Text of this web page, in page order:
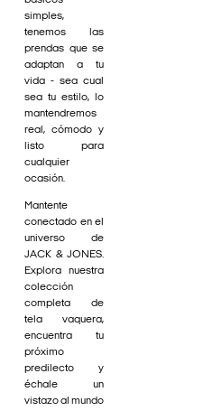
simples,
tenemos las
prendas que se
adaptan a tu
vida - sea cual
sea tu estilo, lo
mantendremos
real, cómodo y
listo para
cualquier
ocasión.
Mantente
conectado en el
universo de
JACK & JONES.
Explora nuestra
colección
completa de
tela vaquera,
encuentra tu
próximo
predilecto y
échale un
vistazo al mundo